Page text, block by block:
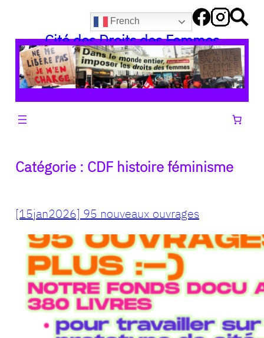
contenu
French
Cité des Droits des Femmes
Catégorie : CDF histoire féminisme
[15jan2026] 95 nouveaux ouvrages